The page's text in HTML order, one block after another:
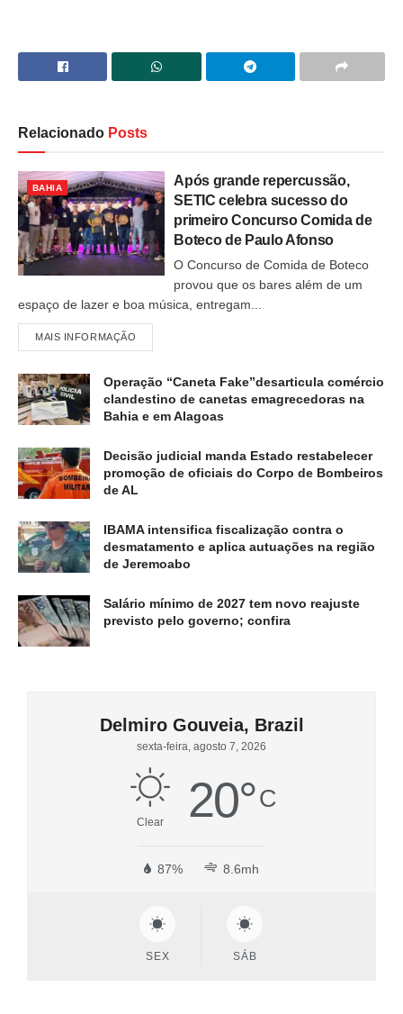
Relacionado Posts
BAHIA
Após grande repercussão,
SETIC celebra sucesso do
primeiro Concurso Comida de
Boteco de Paulo Afonso
O Concurso de Comida de Boteco
provou que os bares além de um
espaço de lazer e boa música, entregam...
MAIS INFORMAÇÃO
Operação “Caneta Fake”desarticula comércio
clandestino de canetas emagrecedoras na
Bahia e em Alagoas
Decisão judicial manda Estado restabelecer
promoção de oficiais do Corpo de Bombeiros
de AL
IBAMA intensifica fiscalização contra o
desmatamento e aplica autuações na região
de Jeremoabo
Salário mínimo de 2027 tem novo reajuste
previsto pelo governo; confira
Delmiro Gouveia, Brazil
sexta-feira, agosto 7, 2026
Clear 20°C
87% 8.6mh
SEX SÁB